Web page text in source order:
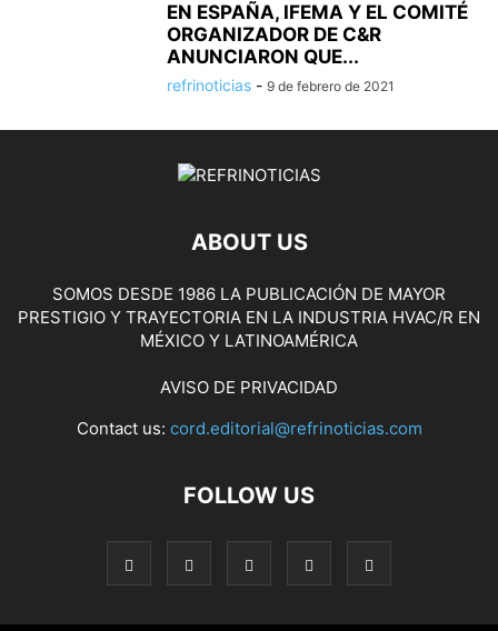
EN ESPAÑA, IFEMA Y EL COMITÉ
ORGANIZADOR DE C&R
ANUNCIARON QUE...
refrinoticias - 9 de febrero de 2021
ABOUT US
SOMOS DESDE 1986 LA PUBLICACIÓN DE MAYOR
PRESTIGIO Y TRAYECTORIA EN LA INDUSTRIA HVAC/R EN
MÉXICO Y LATINOAMÉRICA
AVISO DE PRIVACIDAD
Contact us: cord.editorial@refrinoticias.com
FOLLOW US